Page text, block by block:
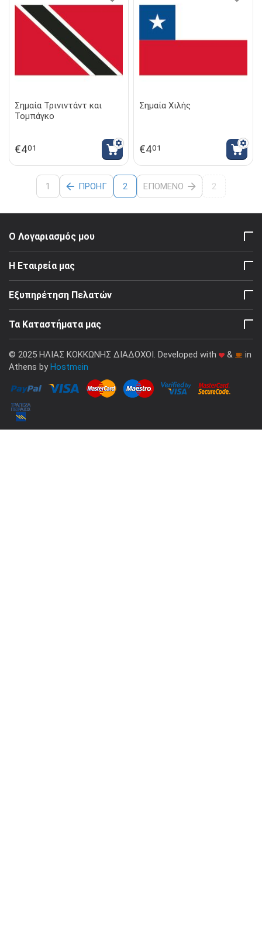
Σημαία Τρινιντάντ και
Τομπάγκο
€401
Σημαία Χιλής
€401
1 ΠΡΟΗΓ 2 ΕΠΌΜΕΝΟ 2
Ο Λογαριασμός μου
Η Εταιρεία μας
Εξυπηρέτηση Πελατών
Τα Καταστήματα μας
© 2025 ΗΛΙΑΣ ΚΟΚΚΩΝΗΣ ΔΙΑΔΟΧΟΙ. Developed with &
in
Athens by Hostmein